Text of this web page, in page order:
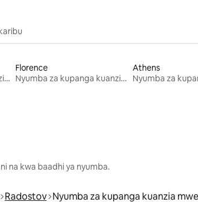
Nyumba za kupanga kuanzia mwezi mmoja
Florence
Nyumba za kupanga kuanzia mwezi mmoja
Athens
na kwa baadhi ya nyumba.
Radostov Nyumba za kupanga kuanzia